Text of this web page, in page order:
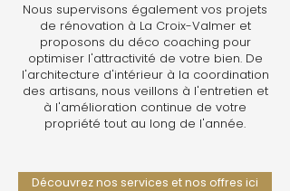
Nous supervisons également vos projets
de rénovation à La Croix-Valmer et
proposons du déco coaching pour
optimiser l'attractivité de votre bien. De
l'architecture d'intérieur à la coordination
des artisans, nous veillons à l'entretien et
à l'amélioration continue de votre
propriété tout au long de l'année.
Découvrez nos services et nos offres ici